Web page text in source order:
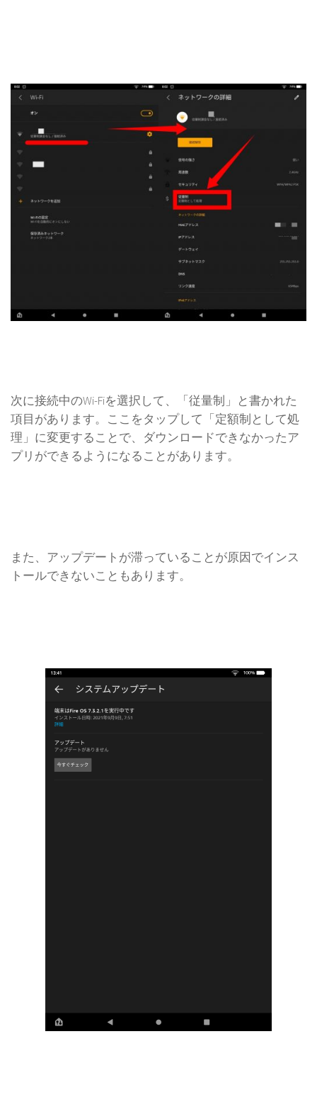
次に接続中のWi-Fiを選択して、「従量制」と書かれた
項目があります。ここをタップして「定額制として処
理」に変更することで、ダウンロードできなかったア
プリができるようになることがあります。
また、アップデートが滞っていることが原因でインス
トールできないこともあります。